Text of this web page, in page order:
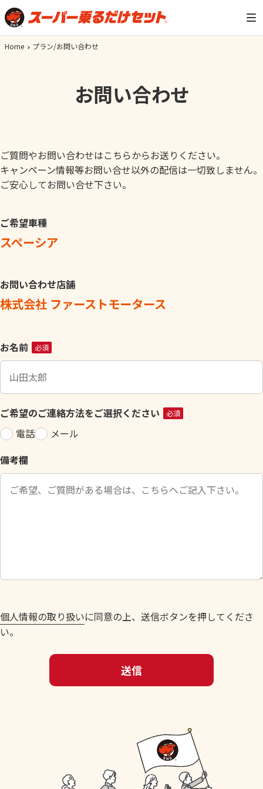
Home プラン/お問い合わせ
お問い合わせ
ご質問やお問い合わせはこちらからお送りください。
キャンペーン情報等お問い合せ以外の配信は一切致しません。
ご安心してお問い合せ下さい。
ご希望車種
スペーシア
お問い合わせ店舗
株式会社 ファーストモータース
こ
の
ィ
ー
ル
ド
空
の
だ
い
。
お名前 必須
ご希望のご連絡方法をご選択ください 必須
電話
メール
備考欄
個人情報の取り扱いに同意の上、送信ボタンを押してくださ
い。